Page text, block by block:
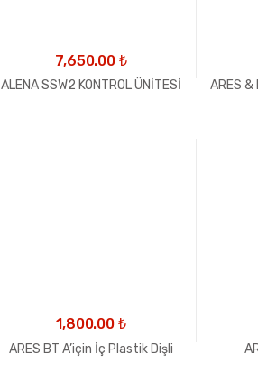
7,650.00 ₺
ALENA SSW2 KONTROL ÜNİTESİ ARES &
1,800.00 ₺
ARES BT A’için İç Plastik Dişli